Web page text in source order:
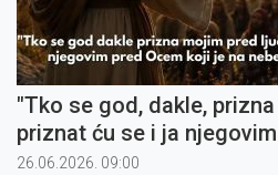
"Tko se god, dakle,
priznat ću se i ja
na nebesima" (5)
26.06.2026. 09:00